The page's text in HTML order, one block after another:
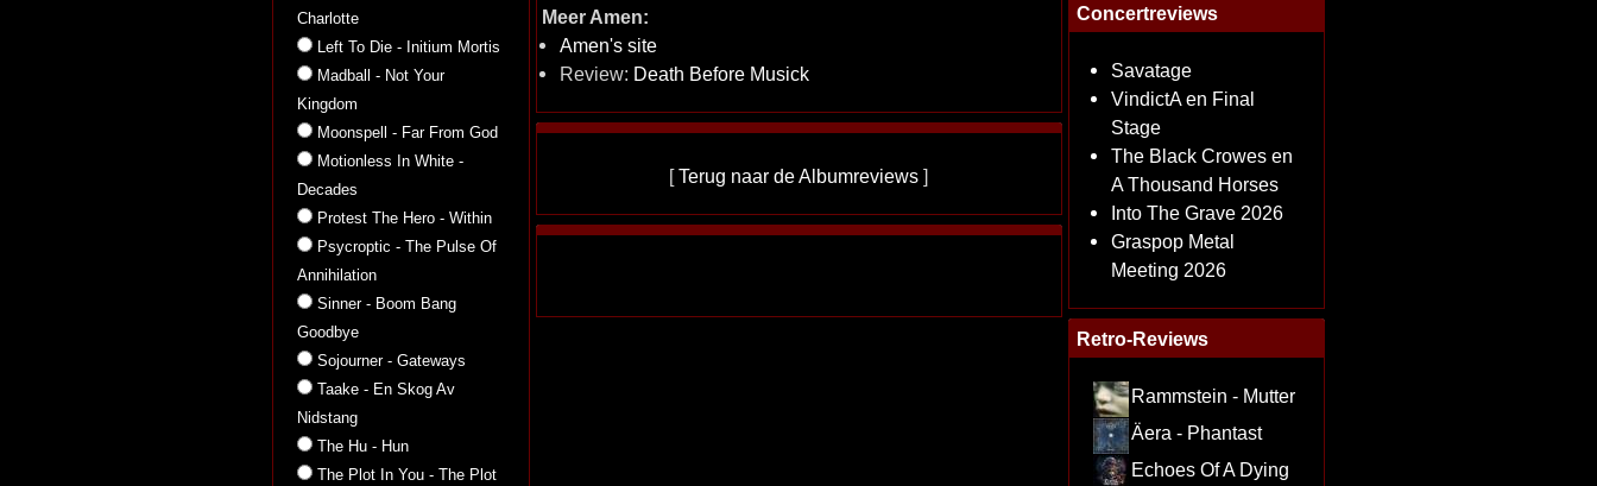
Charlotte
Left To Die - Initium Mortis
Madball - Not Your
Kingdom
Moonspell - Far From God
Motionless In White -
Decades
Protest The Hero - Within
Psycroptic - The Pulse Of
Annihilation
Sinner - Boom Bang
Goodbye
Sojourner - Gateways
Taake - En Skog Av
Nidstang
The Hu - Hun
The Plot In You - The Plot
Meer Amen:
Amen's site
Review: Death Before Musick
[Terug naar de Albumreviews ]
Concertreviews
Savatage
VindictA en Final
Stage
The Black Crowes en
A Thousand Horses
Into The Grave 2026
Graspop Metal
Meeting 2026
Retro-Reviews
Rammstein - Mutter
Äera - Phantast
Echoes Of A Dying